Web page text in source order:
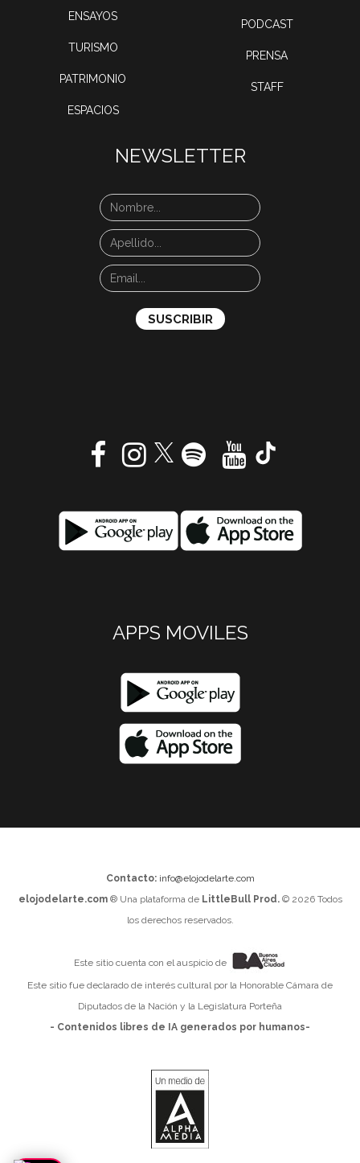
ENSAYOS
TURISMO
PATRIMONIO
ESPACIOS
PODCAST
PRENSA
STAFF
NEWSLETTER
APPS MOVILES
Contacto: info@elojodelarte.com
elojodelarte.com® Una plataforma de LittleBull Prod.© 2026 Todos
los derechos reservados.
Este sitio cuenta con el auspicio de
Este sitio fue declarado de interés cultural por la Honorable Cámara de
Diputados de la Nación y la Legislatura Porteña
- Contenidos libres de IA generados por humanos-